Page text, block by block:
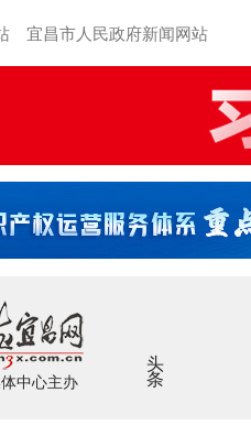
宜昌市人民政府新闻网站
中心主办
头条